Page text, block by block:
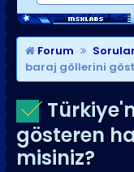
SON MESAJLAR
KISAYOLLAR
Forum Sorular
baraj göllerini
gösteren
misiniz?